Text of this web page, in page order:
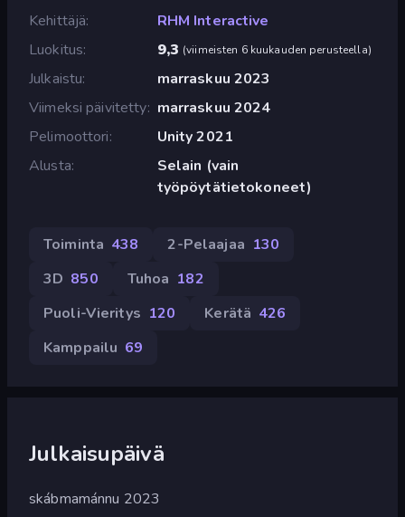
Kehittäjä
RHM Interactive
Luokitus
9,3 (viimeisten 6 kuukauden perusteella)
Julkaistu
marraskuu 2023
Viimeksi päivitetty marraskuu 2024
Pelimoottori
Unity 2021
Alusta
Selain (vain
työpöytätietokoneet)
Toiminta 438 2-Pelaajaa 130
3D 850 Tuhoa 182
Puoli-Vieritys 120 Kerätä 426
Kamppailu 69
Julkaisupäivä
skábmamánnu 2023